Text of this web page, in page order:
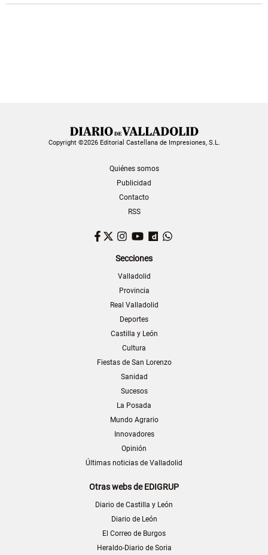
Copyright ©2026 Editorial Castellana de Impresiones, S.L.
Quiénes somos
Publicidad
Contacto
RSS
Facebook
TwitterInstagram
YouTubeDailymotion
Secciones
Valladolid
Provincia
Real Valladolid
Deportes
Castilla y León
Cultura
Fiestas de San Lorenzo
Sanidad
Sucesos
La Posada
Mundo Agrario
Innovadores
Opinión
Últimas noticias de Valladolid
Otras webs de EDIGRUP
Diario de Castilla y León
Diario de León
El Correo de Burgos
Heraldo-Diario de Soria